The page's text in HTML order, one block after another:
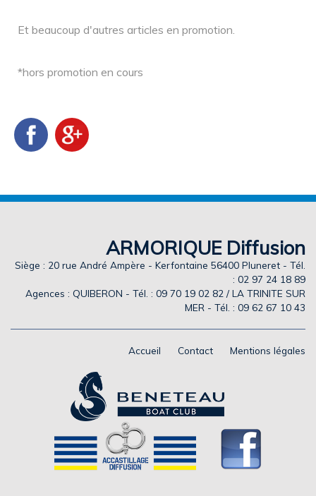
Et beaucoup d'autres articles en promotion.
*hors promotion en cours
ARMORIQUE Diffusion
Siège : 20 rue André Ampère - Kerfontaine 56400 Pluneret - Tél.
: 02 97 24 18 89
Agences : QUIBERON - Tél. : 09 70 19 02 82 / LA TRINITE SUR
MER - Tél. : 09 62 67 10 43
Accueil Contact Mentions légales